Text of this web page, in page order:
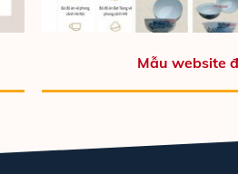
Mẫu website